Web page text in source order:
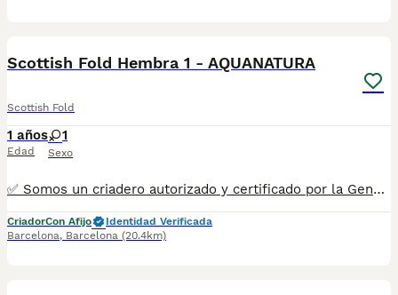
Scottish Fold Hembra 1 - AQUANATURA
Scottish Fold
1 años
Edad
1
Sexo
✅ Somos un criadero autorizado y certificado por la Generalitat de Catalunya. ☎️ 933095977 📱 685878504 💻 www.aquanatura.es 🚙 Hacemos envíos Se entregan con la mayoría de sus vacunas, desparasitados interna y externamente, con microchip y su registro, cartilla sanitaria y contrato de garantías, bajo la supervisión de nuestro equipo veterinario.
CriadorCon Afijo
Identidad Verificada
Barcelona, Barcelona (20.4km)